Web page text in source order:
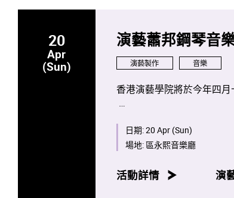
20
Apr
(Sun)
演藝蕭邦鋼琴音
演藝製作 音樂
香港演藝學院將於今年四
生及校友攜手演出。
日期:20 Apr (Sun)
場地:區永熙音樂廳
活動詳情 演